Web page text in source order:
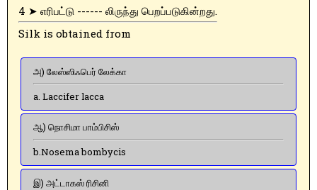
4 ➤ எரிபட்டு ------ லிருந்து பெறப்படுகின்றது.
Silk is obtained from
அ) லேஸ்ஸிஃபெர் லேக்கா
a. Laccifer lacca
ஆ) நொசிமா பாம்பிசிஸ்
b.Nosema bombycis
இ) அட்டாகஸ் ரிசினி